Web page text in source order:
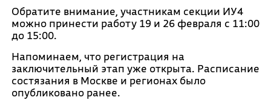
Обратите внимание, участникам секции ИУ4
можно принести работу 19 и 26 февраля с 11:00
до 15:00.
Напоминаем, что регистрация на
заключительный этап уже открыта. Расписание
состязания в Москве и регионах было
опубликовано ранее.